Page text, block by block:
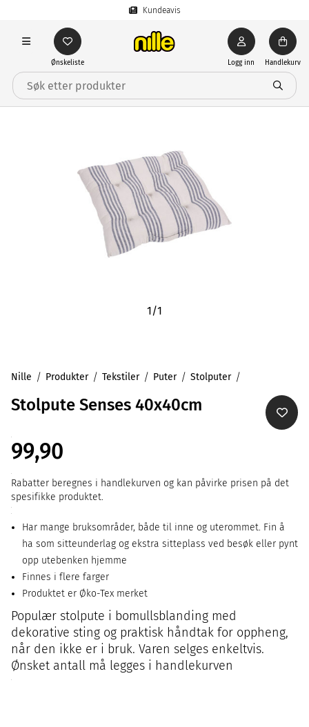
Kundeavis
Ønskeliste Logg inn Handlekurv
1/1
Nille Produkter Tekstiler Puter Stolputer
Stolpute Senses 40x40cm
99,90
Rabatter beregnes i handlekurven og kan påvirke prisen på det
spesifikke produktet.
Har mange bruksområder, både til inne og uterommet. Fin å
ha som sitteunderlag og ekstra sitteplass ved besøk eller pynt
opp utebenken hjemme
Finnes i flere farger
Produktet er Øko-Tex merket
Populær stolpute i bomullsblanding med
dekorative sting og praktisk håndtak for oppheng,
når den ikke er i bruk. Varen selges enkeltvis.
Ønsket antall må legges i handlekurven